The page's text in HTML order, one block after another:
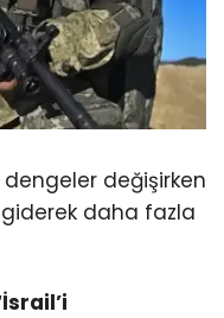
dengeler değişirken
giderek daha fazla